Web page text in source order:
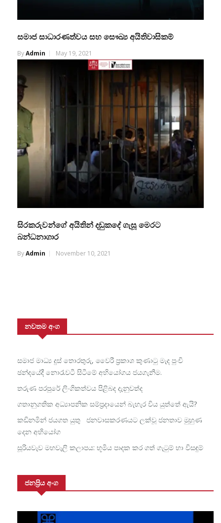
සමාජ සාධාරණත්වය සහ සෞඛ්‍ය අයිතිවාසිකම්
ByAdmin May 19, 2021
සිරකරුවන්ගේ අයිතින් දඩුකදේ ගැසූ මෙරට
බන්ධනාගාර
ByAdmin November 10, 2021
නවතම අංග
සමාජ මාධ්‍ය දුස් තොරතුරු, වෛරී ප්‍රකාශ කුණාටු මැද පුංචි
ඡන්දයේදී නොරැවටී සිටීමේ අභියෝගය ජයගැනීම.
තරුණ පරපුරේ ලිංගිකත්වය පිළිබද දැනුවත්ද
ගතානුගතික අධ්‍යාපනික සම්ප්‍රදායෙන් බැහැර විය යුත්තේ ඇයි?
කඩිනමින් ජයගත යුතු ජනවාසකරණයට ලක්වූ ජනතාව මුහුණ
දෙන අභියෝග
සූරියවැව මහවැලි කලාපය: භූමිය පාදක කර ගත් ගැටුම් හා විසඳුම්
ජනප්‍රිය අංග